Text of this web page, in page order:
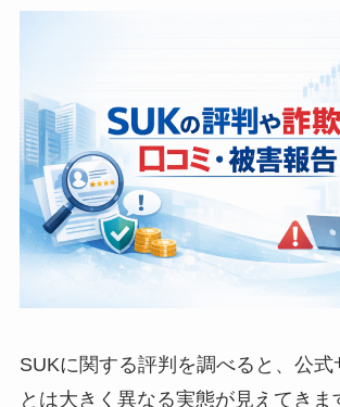
SUKに関する評判を調べると、公式
とは大きく異なる実態が見えてきま